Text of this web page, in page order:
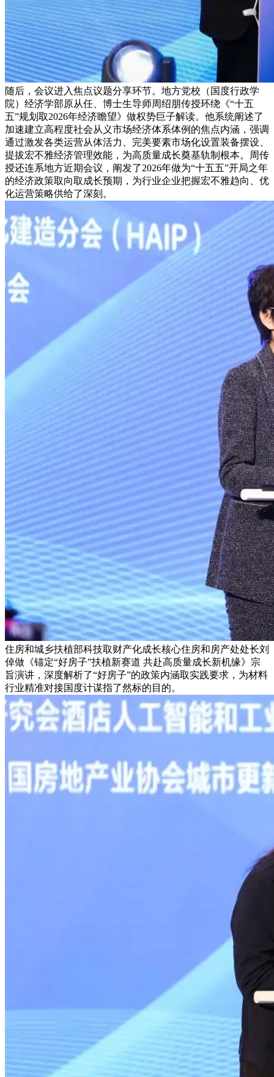
随后，会议进入焦点议题分享环节。地方党校（国度行政学
院）经济学部原从任、博士生导师周绍朋传授环绕《“十五
五”规划取2026年经济瞻望》做权势巨子解读。他系统阐述了
加速建立高程度社会从义市场经济体系体例的焦点内涵，强调
通过激发各类运营从体活力、完美要素市场化设置装备摆设、
提拔宏不雅经济管理效能，为高质量成长奠基轨制根本。周传
授还连系地方近期会议，阐发了2026年做为“十五五”开局之年
的经济政策取向取成长预期，为行业企业把握宏不雅趋向、优
化运营策略供给了深刻。
住房和城乡扶植部科技取财产化成长核心住房和房产处处长刘
倬做《锚定“好房子”扶植新赛道 共赴高质量成长新机缘》宗
旨演讲，深度解析了“好房子”的政策内涵取实践要求，为材料
行业精准对接国度计谋指了然标的目的。